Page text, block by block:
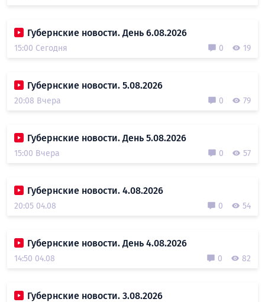
Губернские новости. День 6.08.2026
15:00 Сегодня 0 19
Губернские новости. 5.08.2026
20:08 Вчера 0 79
Губернские новости. День 5.08.2026
15:00 Вчера 0 57
Губернские новости. 4.08.2026
20:05 04.08 0 54
Губернские новости. День 4.08.2026
14:50 04.08 0 82
Губернские новости. 3.08.2026